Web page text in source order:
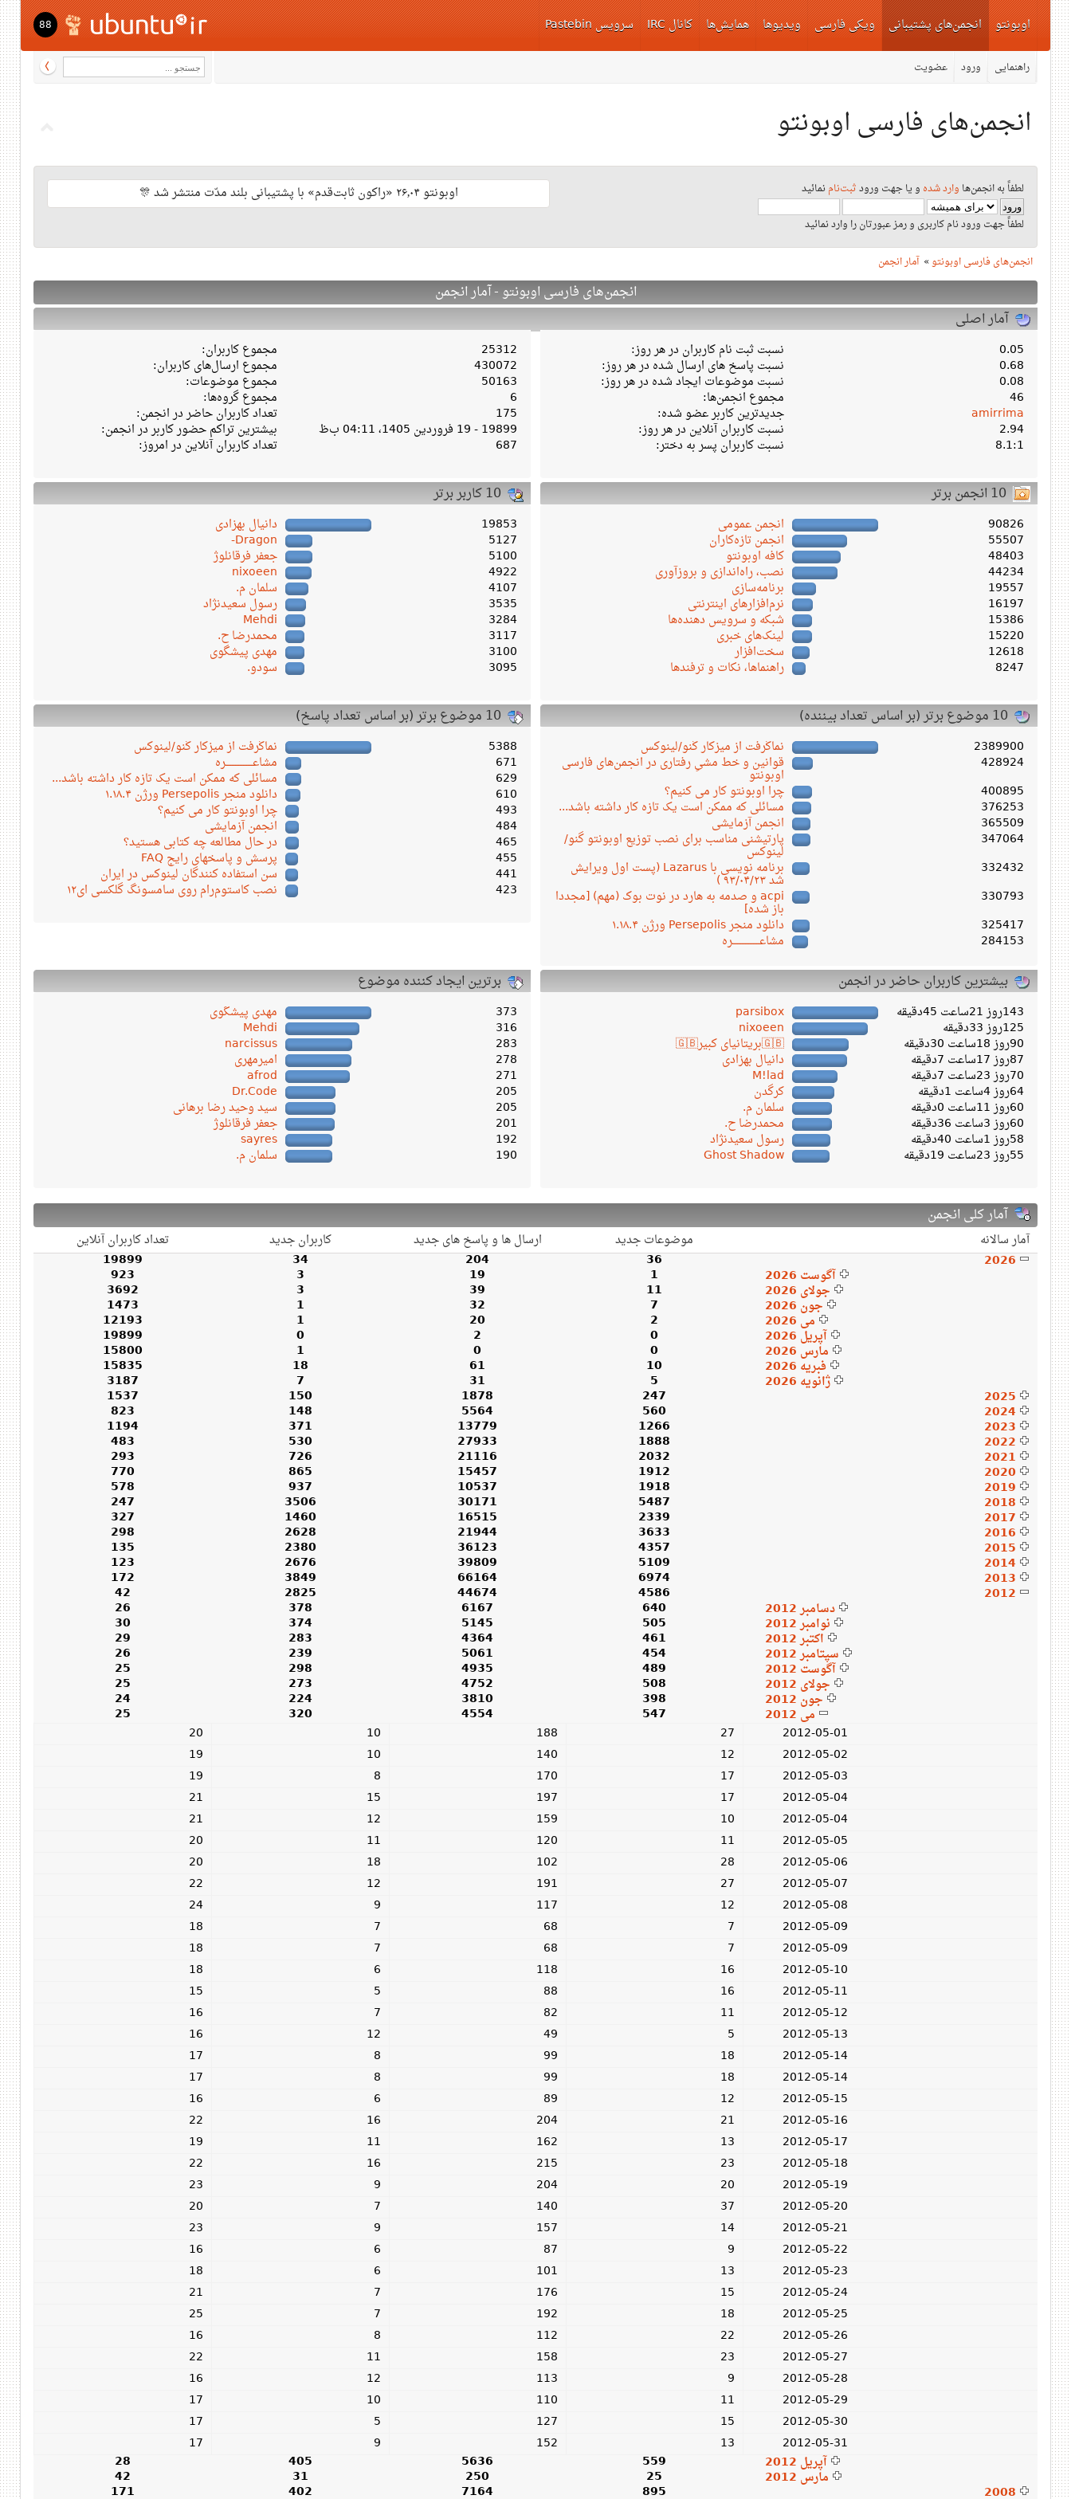
اوبونتو انجمن‌های پشتیبانی
راهنمایی ورود عضویت
ویکی فارسی ویدیوها همایش‌ها کانال IRC سرویس Pastebin 88
انجمن‌های فارسی اوبونتو
لطفاً به انجمن‌ها وارد شده و یا جهت ورودثبت‌نامنمائید
لطفاً جهت ورود نام کاربری و رمز عبورتان را وارد نمائید
اوبونتو ۲۶٫۰۴ «راکون ثابت‌قدم» با پشتیبانی بلند مدّت منتشر شد 🎊
انجمن‌های فارسی اوبونتو» آمار انجمن
انجمن‌های فارسی اوبونتو - آمار انجمن
آمار اصلی
مجموع کاربران: 25312
مجموع ارسال‌های کاربران: 430072
مجموع موضوعات: 50163
مجموع گروه‌ها: 6
تعداد کاربران حاضر در انجمن: 175
بیشترین تراکم حضور کاربر در انجمن: 19899 - 19 فروردین 1405، 04:11 ب‌ظ
تعداد کاربران آنلاین در امروز: 687
نسبت ثبت نام کاربران در هر روز: 0.05
نسبت پاسخ های ارسال شده در هر روز: 0.68
نسبت موضوعات ایجاد شده در هر روز: 0.08
مجموع انجمن‌ها: 46
جدیدترین کاربر عضو شده: amirrima
نسبت کاربران آنلاین در هر روز: 2.94
نسبت کاربران پسر به دختر: 8.1:1
10 کاربر برتر
دانیال بهزادی 19853
Dragon- 5127
جعفر فرقانلوژ 5100
nixoeen 4922
سلمان م. 4107
رسول سعیدنژاد 3535
Mehdi 3284
محمدرضا ح. 3117
مهدی پیشگوی 3100
سودو. 3095
10 انجمن برتر
انجمن عمومی 90826
انجمن تازه‌کاران 55507
کافه اوبونتو 48403
نصب، راه‌اندازی و بروزآوری 44234
برنامه‌سازی 19557
نرم‌افزارهای اینترنتی 16197
شبکه و سرویس‌ دهنده‌ها 15386
لینک‌های خبری 15220
سخت‌افزار 12618
راهنماها، نکات و ترفندها 8247
10 موضوع برتر (بر اساس تعداد پاسخ)
نماگرفت از میزکار گنو/لینوکس 5388
مشاعـــــــــــــــــره 671
مسائلی که ممکن است یک تازه کار داشته باشد... 629
دانلود منجر Persepolis ورژن ۱.۱۸.۴ 610
چرا اوبونتو کار می کنیم؟ 493
انجمن آزمایشی 484
در حال مطالعه چه کتابی هستید؟ 465
پرسش و پاسخهای رایج FAQ 455
سن استفاده کنندگان لینوکس در ایران 441
نصب کاستوم‌رام روی سامسونگ گلکسی ای۱۲ 423
10 موضوع برتر (بر اساس تعداد بیننده)
نماگرفت از میزکار گنو/لینوکس 2389900
قوانین و خط مشیِ رفتاری در انجمن‌های فارسی
اوبونتو
428924
چرا اوبونتو کار می کنیم؟
400895
مسائلی که ممکن است یک تازه کار داشته باشد... 376253
انجمن آزمایشی 365509
پارتیشنی مناسب برای نصب توزیع اوبونتو گنو/
لینوکس
347064
برنامه نویسی با Lazarus (پست اول ویرایش
شد ۹۳/۰۴/۲۳ )
332432
acpi و صدمه به هارد در نوت بوک (مهم) [مجددا
باز شده]
330793
دانلود منجر Persepolis ورژن ۱.۱۸.۴
325417
مشاعـــــــــــــــــره 284153
برترین ایجاد کننده موضوع
مهدی پیشگوی 373
Mehdi 316
narcissus 283
امیرمهری 278
afrod 271
Dr.Code 205
سید وحید رضا برهانی 205
جعفر فرقانلوژ 201
sayres 192
سلمان م. 190
بیشترین کاربران حاضر در انجمن
parsibox 143روز 21ساعت 45دقیقه
nixoeen 125روز 33دقیقه
🇬🇧بریتانیای کبیر🇬🇧 90روز 18ساعت 30دقیقه
دانیال بهزادی 87روز 17ساعت 7دقیقه
M!lad 70روز 23ساعت 7دقیقه
کرگدن 64روز 4ساعت 1دقیقه
سلمان م. 60روز 11ساعت 0دقیقه
محمدرضا ح. 60روز 3ساعت 36دقیقه
رسول سعیدنژاد 58روز 1ساعت 40دقیقه
Ghost Shadow 55روز 23ساعت 19دقیقه
آمار کلی انجمن
آمار سالانه موضوعات جدید ارسال ها و پاسخ های جدید کاربران جدید
تعداد کاربران آنلاین
2026
36
204
34
19899
آگوست 2026 1
19
3
923
جولای 2026 11
39
3
3692
جون 2026 7
32
1
1473
می 2026 2
20
1
12193
آپریل 2026 0
2
0
19899
مارس 2026 0
0
1
15800
فبریه 2026 10
61
18
15835
ژانویه 2026 5
31
7
3187
2025
247
1878
150
1537
2024
560
5564
148
823
2023
1266
13779
371
1194
2022
1888
27933
530
483
2021
2032
21116
726
293
2020
1912
15457
865
770
2019
1918
10537
937
578
2018
5487
30171
3506
247
2017
2339
16515
1460
327
2016
3633
21944
2628
298
2015
4357
36123
2380
135
2014
5109
39809
2676
123
2013
6974
66164
3849
172
2012
4586
44674
2825
42
دسامبر 2012 640
6167
378
26
نوامبر 2012 505
5145
374
30
اکتبر 2012 461
4364
283
29
سپتامبر 2012 454
5061
239
26
آگوست 2012 489
4935
298
25
جولای 2012 508
4752
273
25
جون 2012 398
3810
224
24
می 2012 547
4554
320
25
2012-05-01
27
188
10
20
2012-05-02
12
140
10
19
2012-05-03
17
170
8
19
2012-05-04
17
197
15
21
2012-05-04
10
159
12
21
2012-05-05
11
120
11
20
2012-05-06
28
102
18
20
2012-05-07
27
191
12
22
2012-05-08
12
117
9
24
2012-05-09
7
68
7
18
2012-05-09
7
68
7
18
2012-05-10
16
118
6
18
2012-05-11
16
88
5
15
2012-05-12
11
82
7
16
2012-05-13
5
49
12
16
2012-05-14
18
99
8
17
2012-05-14
18
99
8
17
2012-05-15
12
89
6
16
2012-05-16
21
204
16
22
2012-05-17
13
162
11
19
2012-05-18
23
215
16
22
2012-05-19
20
204
9
23
2012-05-20
37
140
7
20
2012-05-21
14
157
9
23
2012-05-22
9
87
6
16
2012-05-23
13
101
6
18
2012-05-24
15
176
7
21
2012-05-25
18
192
7
25
2012-05-26
22
112
8
16
2012-05-27
23
158
11
22
2012-05-28
9
113
12
16
2012-05-29
11
110
10
17
2012-05-30
15
127
5
17
2012-05-31
13
152
9
17
آپریل 2012
559
5636
405
28
مارس 2012 25
250
31
42
2008
895
7164
402
171